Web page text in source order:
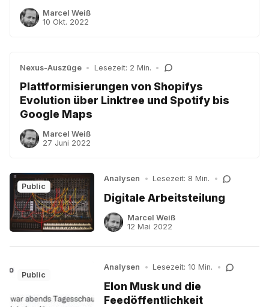
Marcel Weiß
10 Okt. 2022
Nexus-Auszüge • Lesezeit: 2 Min. •
Plattformisierungen von Shopifys
Evolution über Linktree und Spotify bis
Google Maps
Marcel Weiß
27 Juni 2022
Public
Analysen • Lesezeit: 8 Min. •
Digitale Arbeitsteilung
Marcel Weiß
12 Mai 2022
Public
Analysen • Lesezeit: 10 Min. •
Elon Musk und die
Feedöffentlichkeit